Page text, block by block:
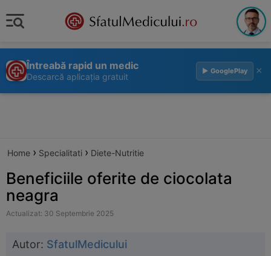
Întreabă rapid un medic
Descarcă aplicația gratuit
▶ GooglePlay ×
Home › Specialitati › Diete-Nutritie
Beneficiile oferite de ciocolata
neagra
Actualizat: 30 Septembrie 2025
Autor: SfatulMedicului